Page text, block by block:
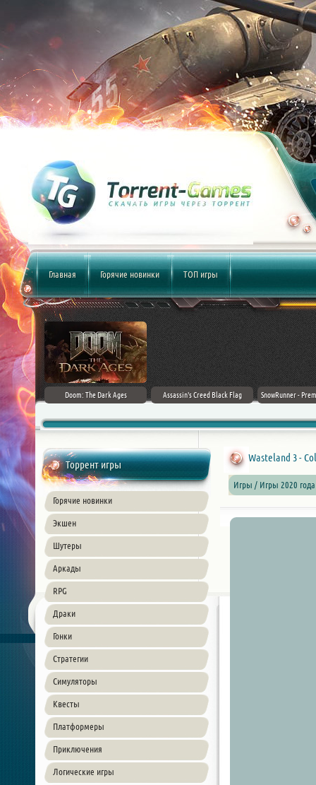
Главная Горячие новинки ТОП игры
Cut
DLC] (2024)
Doom: The Dark Ages
Assassin's Creed Black Flag
SnowRunner -
Торрент игры
Горячие новинки
Экшен
Шутеры
Аркады
RPG
Драки
Гонки
Стратегии
Симуляторы
Квесты
Платформеры
Приключения
Логические игры
Wasteland 3 -
Игры / Игры 2020